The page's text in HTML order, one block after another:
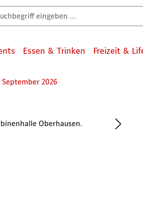
Essen & Trinken Freizeit &
2026